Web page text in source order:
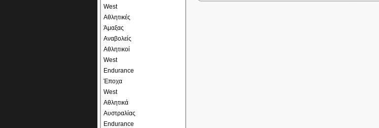
West
Αθλητικές
Άμαξας
Αναβολείς
Αθλητικοί
West
Endurance
Έποχα
West
Αθλητικά
Αυστραλίας
Endurance